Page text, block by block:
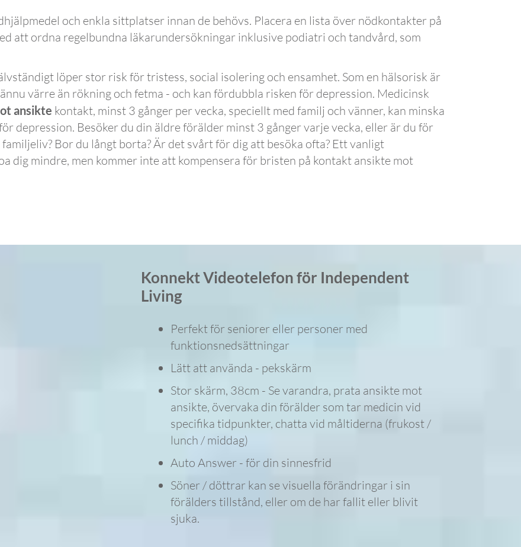
och enkla sittplatser innan de behövs. Placera en lista över nödkontakter på
att ordna regelbundna läkarundersökningar inklusive podiatri och tandvård, som
löper stor risk för tristess, social isolering och ensamhet. Som en hälsorisk är
värre än rökning och fetma - och kan fördubbla risken för depression. Medicinsk
ansikte kontakt, minst 3 gånger per vecka, speciellt med familj och vänner, kan minska
depression. Besöker du din äldre förälder minst 3 gånger varje vecka, eller är du för
Bor du långt borta? Är det svårt för dig att besöka ofta? Ett vanligt
dig mindre, men kommer inte att kompensera för bristen på kontakt ansikte mot
Konnekt Videotelefon för Independent
Living
Perfekt för seniorer eller personer med
funktionsnedsättningar
Lätt att använda - pekskärm
Stor skärm, 38cm - Se varandra, prata ansikte mot
ansikte, övervaka din förälder som tar medicin vid
specifika tidpunkter, chatta vid måltiderna (frukost /
lunch / middag)
Auto Answer - för din sinnesfrid
Söner / döttrar kan se visuella förändringar i sin
förälders tillstånd, eller om de har fallit eller blivit
sjuka.